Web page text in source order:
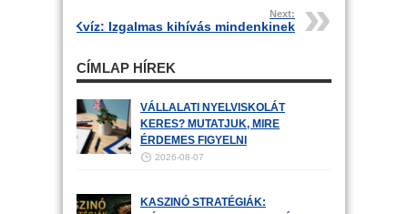
Next:
Kvíz: Izgalmas kihívás mindenkinek
CÍMLAP HÍREK
VÁLLALATI NYELVISKOLÁT
KERES? MUTATJUK, MIRE
ÉRDEMES FIGYELNI
2026-08-07
KASZINÓ STRATÉGIÁK: